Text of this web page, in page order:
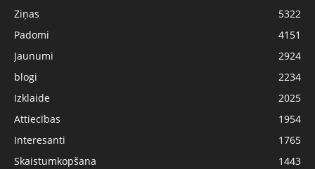
Ziņas
5322
Padomi
4151
Jaunumi
2924
blogi
2234
Izklaide
2025
Attiecības
1954
Interesanti
1765
Skaistumkopšana
1443